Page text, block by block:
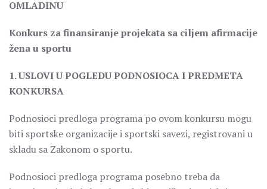
OMLADINU
Konkurs za finansiranje projekata sa ciljem afirmacije
žena u sportu
1. USLOVI U POGLEDU PODNOSIOCA I PREDMETA
KONKURSA
Podnosioci predloga programa po ovom konkursu mogu
biti sportske organizacije i sportski savezi, registrovani u
skladu sa Zakonom o sportu.
Podnosioci predloga programa posebno treba da